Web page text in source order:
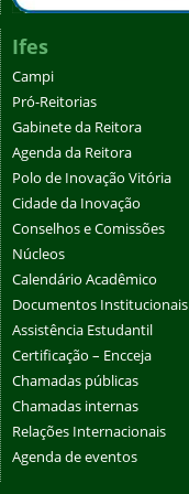
Ifes
Campi
Pró-Reitorias
Gabinete da Reitora
Agenda da Reitora
Polo de Inovação Vitória
Cidade da Inovação
Conselhos e Comissões
Núcleos
Calendário Acadêmico
Documentos Institucionais
Assistência Estudantil
Certificação – Encceja
Chamadas públicas
Chamadas internas
Relações Internacionais
Agenda de eventos